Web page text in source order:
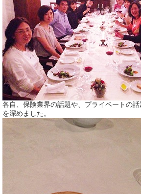
各自、保険業界の話題や、プライベートの
を深めました。